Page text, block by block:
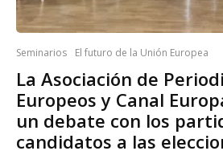
Seminarios El futuro de la Unión Europea
La Asociación de
Europeos y Canal
un debate con los
candidatos a las